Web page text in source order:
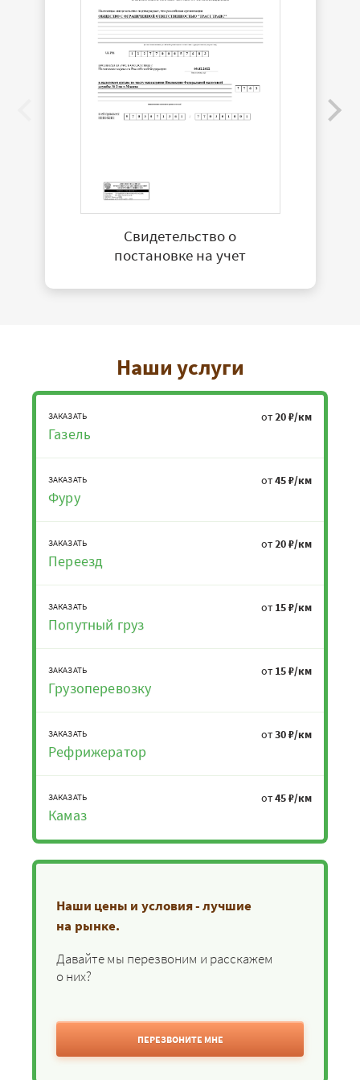
Свидетельство о
постановке на учет
Наши услуги
ЗАКАЗАТЬ
Газель
от20 ₽/км
ЗАКАЗАТЬ
Фуру
от45 ₽/км
ЗАКАЗАТЬ
Переезд
от20 ₽/км
ЗАКАЗАТЬ
Попутный груз
от 15 ₽/км
ЗАКАЗАТЬ
Грузоперевозку
от 15 ₽/км
ЗАКАЗАТЬ
Рефрижератор
от30 ₽/км
ЗАКАЗАТЬ
Камаз
от45 ₽/км
Наши цены и условия - лучшие
на рынке.
Давайте мы перезвоним и расскажем
о них?
ПЕРЕЗВОНИТЕ МНЕ